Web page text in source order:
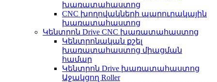
խառատահաստոց
CNC խողովակների պարուրակային
խառատահաստոց
Կենտրոն Drive CNC խառատահաստոց
Կենտրոնական քշել
խառատահաստոց միացման
համար
Կենտրոն Drive խառատահաստոց
Աջակցող Roller